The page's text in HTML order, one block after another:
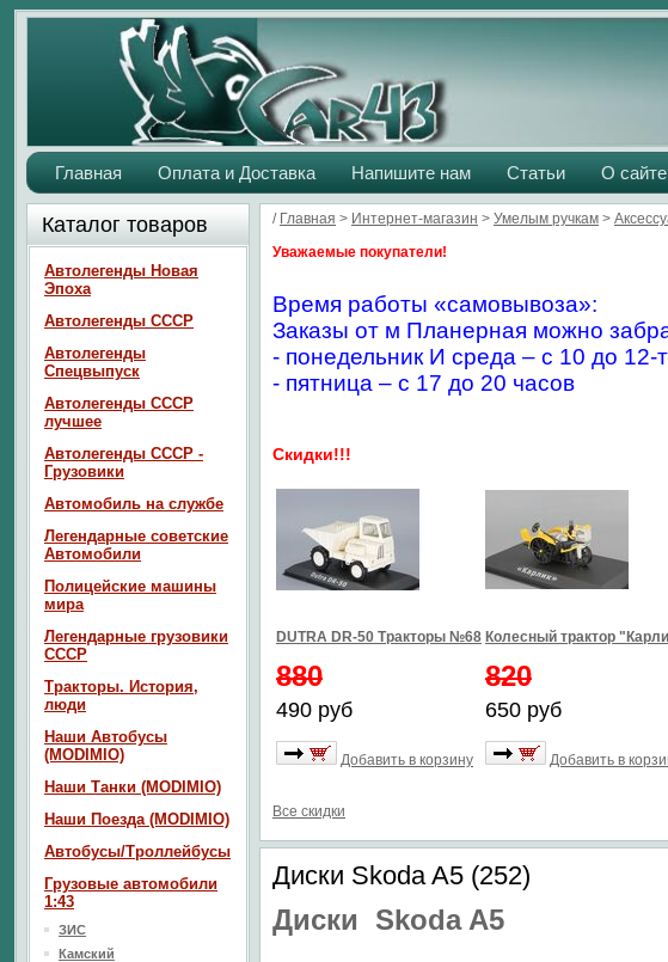
Главная Оплата и Доставка Напишите нам Статьи О сайте
/ Главная > Интернет-магазин > Умелым ручкам >
Уважаемые покупатели!
Время работы «самовывоза»:
Заказы от м Планерная можно
- понедельник И среда – с 10 до 12-
- пятница – с 17 до 20 часов
Скидки!!!
DUTRA DR-50 Тракторы №68
880
490 руб
Добавить в корзину
Колесный трактор
820
650 руб
Добавить в
Все скидки
Диски Skoda A5 (252)
Диски Skoda A5
Каталог товаров
Автолегенды Новая
Эпоха
Автолегенды СССР
Автолегенды
Спецвыпуск
Автолегенды СССР
лучшее
Автолегенды СССР -
Грузовики
Автомобиль на службе
Легендарные советские
Автомобили
Полицейские машины
мира
Легендарные грузовики
СССР
Тракторы. История,
люди
Наши Автобусы
(MODIMIO)
Наши Танки (MODIMIO)
Наши Поезда (MODIMIO)
Автобусы/Троллейбусы
Грузовые автомобили
1:43
ЗИС
Камский